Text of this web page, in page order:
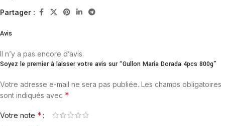
Partager :
Avis
Il n’y a pas encore d’avis.
Soyez le premier à laisser votre avis sur “Gullon Maria Dorada 4pcs 800g”
Votre adresse e-mail ne sera pas publiée. Les champs obligatoires
sont indiqués avec *
Votre note *